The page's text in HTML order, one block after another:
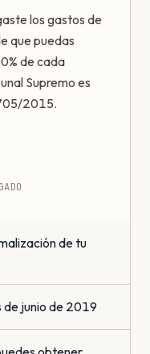
los gastos de
que puedas
de cada
Supremo es
2015.
de tu
de junio de 2019